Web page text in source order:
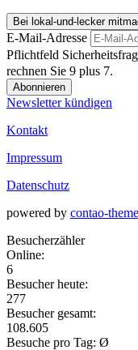
Bei lokal-und-lecker
E-Mail-Adresse
Pflichtfeld
rechnen Sie 9 plus 7.
Abonnieren
Newsletter kündigen
Kontakt
Impressum
Datenschutz
powered by contao-
Besucherzähler
Online:
6
Besucher heute:
277
Besucher gesamt:
108.605
Besuche pro Tag: Ø